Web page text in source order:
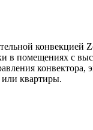
в помещениях с
квартиры.